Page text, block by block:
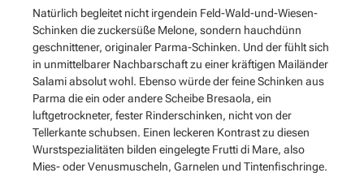
Natürlich begleitet nicht irgendein Feld-Wald-und-Wiesen-
Schinken die zuckersüße Melone, sondern hauchdünn
geschnittener, originaler Parma-Schinken. Und der fühlt sich
in unmittelbarer Nachbarschaft zu einer kräftigen Mailänder
Salami absolut wohl. Ebenso würde der feine Schinken aus
Parma die ein oder andere Scheibe Bresaola, ein
luftgetrockneter, fester Rinderschinken, nicht von der
Tellerkante schubsen. Einen leckeren Kontrast zu diesen
Wurstspezialitäten bilden eingelegte Frutti di Mare, also
Mies- oder Venusmuscheln, Garnelen und Tintenfischringe.